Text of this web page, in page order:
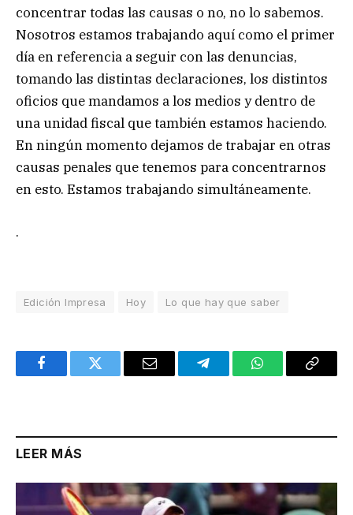
concentrar todas las causas o no, no lo sabemos.
Nosotros estamos trabajando aquí como el primer
día en referencia a seguir con las denuncias,
tomando las distintas declaraciones, los distintos
oficios que mandamos a los medios y dentro de
una unidad fiscal que también estamos haciendo.
En ningún momento dejamos de trabajar en otras
causas penales que tenemos para concentrarnos
en esto. Estamos trabajando simultáneamente.
.
Edición Impresa Hoy Lo que hay que saber
FacebookTwitter Email TelegramWhatsAppCopy
LEER MÁS